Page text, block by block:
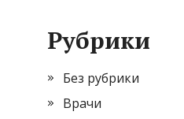
Рубрики
Без рубрики
Врачи